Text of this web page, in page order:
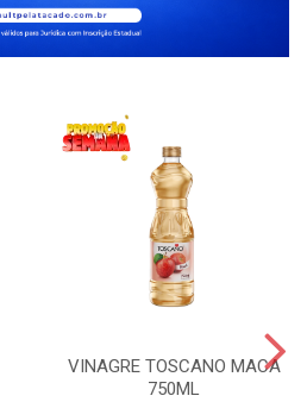
VINAGRE TOSCANO MACA
750ML